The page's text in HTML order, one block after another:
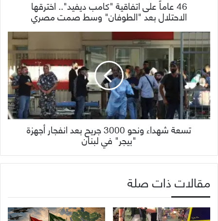
46 عاماً على اتفاقية "كامب ديفيد".. اخترقها
الاحتلال بعد "الطوفان" وسط صمت مصري
تسعة شهداء ونحو 3000 جريح بعد انفجار أجهزة
"بيجر" في لبنان
مقالات ذات صلة